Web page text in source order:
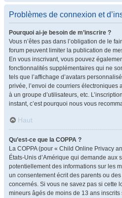
Problèmes de connexion et
Pourquoi ai-je besoin de m’inscrire ?
Vous n’êtes pas dans l’obligation de le
forum peuvent limiter la publication de
En vous inscrivant, vous pouvez
fonctionnalités supplémentaires qui ne
tels que l’affichage d’avatars
privée, l’envoi de courriers électroniques
à un groupe d’utilisateurs, etc.
instant, c’est pourquoi nous vous
Haut
Qu’est-ce que la COPPA ?
La COPPA (pour « Child Online Privacy
États-Unis d’Amérique qui demande aux
potentiellement des informations sur les
un consentement écrit des parents ou
concernés. Si vous ne savez pas si cette
mineurs âgés de moins de 13 ans